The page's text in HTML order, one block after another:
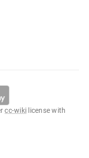
cc-wiki license with